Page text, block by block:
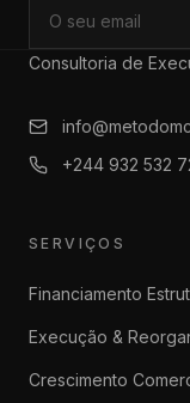
Consultoria de
+244 932 532
SERVIÇOS
Financiamento
Execução &
Crescimento